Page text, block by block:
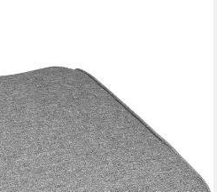
wasserdicht UV-lichtecht BALI,